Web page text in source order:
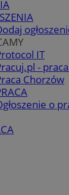
IT
-
Chorzów
o